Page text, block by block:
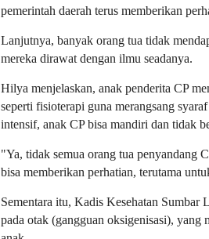
pemerintah daerah terus memberikan
Lanjutnya, banyak orang tua tidak
mereka dirawat dengan ilmu seadanya.
Hilya menjelaskan, anak penderita CP
seperti fisioterapi guna merangsang
intensif, anak CP bisa mandiri dan tidak
"Ya, tidak semua orang tua penyandang
bisa memberikan perhatian, terutama
Sementara itu, Kadis Kesehatan Sumbar
pada otak (gangguan oksigenisasi), yang